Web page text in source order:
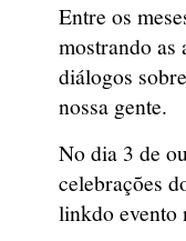
Entre os
mostrando as
diálogos
nossa gente.
No dia 3 de
celebrações
linkdo evento